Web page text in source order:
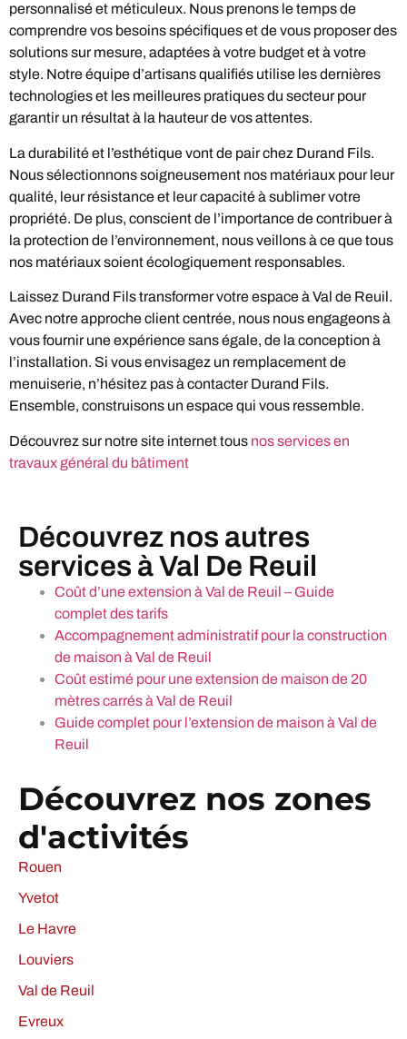
personnalisé et méticuleux. Nous prenons le temps de
comprendre vos besoins spécifiques et de vous proposer des
solutions sur mesure, adaptées à votre budget et à votre
style. Notre équipe d’artisans qualifiés utilise les dernières
technologies et les meilleures pratiques du secteur pour
garantir un résultat à la hauteur de vos attentes.
La durabilité et l’esthétique vont de pair chez Durand Fils.
Nous sélectionnons soigneusement nos matériaux pour leur
qualité, leur résistance et leur capacité à sublimer votre
propriété. De plus, conscient de l’importance de contribuer à
la protection de l’environnement, nous veillons à ce que tous
nos matériaux soient écologiquement responsables.
Laissez Durand Fils transformer votre espace à Val de Reuil.
Avec notre approche client centrée, nous nous engageons à
vous fournir une expérience sans égale, de la conception à
l’installation. Si vous envisagez un remplacement de
menuiserie, n’hésitez pas à contacter Durand Fils.
Ensemble, construisons un espace qui vous ressemble.
Découvrez sur notre site internet tous nos services en
travaux général du bâtiment
Découvrez nos autres
services à Val De Reuil
Coût d’une extension à Val de Reuil – Guide
complet des tarifs
Accompagnement administratif pour la construction
de maison à Val de Reuil
Coût estimé pour une extension de maison de 20
mètres carrés à Val de Reuil
Guide complet pour l’extension de maison à Val de
Reuil
Découvrez nos zones
d'activités
Rouen
Yvetot
Le Havre
Louviers
Val de Reuil
Evreux